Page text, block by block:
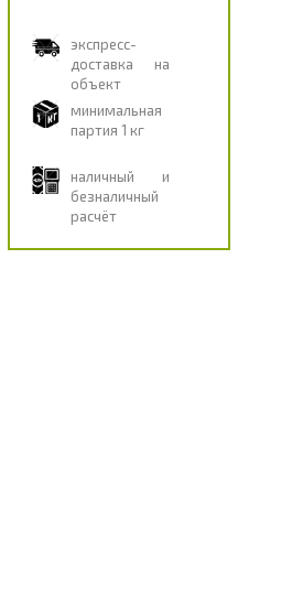
экспресс-
доставка на
объект
минимальная
партия 1 кг
наличный и
безналичный
расчёт